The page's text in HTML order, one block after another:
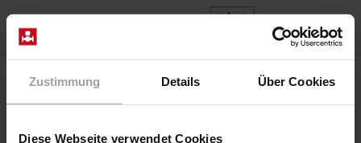
Zustimmung Details Über Cookies
Diese Webseite verwendet Cookies
ES
Controlado directamente